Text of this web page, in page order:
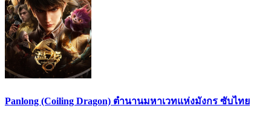
Panlong (Coiling Dragon) ตำนานมหาเวทแห่งมังกร ซับไทย